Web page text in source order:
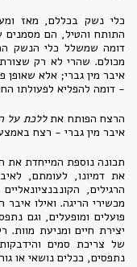
כלי נשק בכללם, מאז
התותח והטיל, הם
דומה שמשלל כלי הנשק
מכולם. שהרי לא רק
איבר מין גברי; אלא שאופן
- דומה להפליא לפעולתו
הרצח הפותח אתללכת על
איבר מין גברי - רצח
תכונה נוספת המייחדת את
את דמיונו, לעומתם,
הרגילים,
מכשירי הריגה. ואילו איבר
פועלים ומופעלים, וגם
יצירת חיים ומניעת
של צריכת סמים
נתפסים, ככלים נושאי או